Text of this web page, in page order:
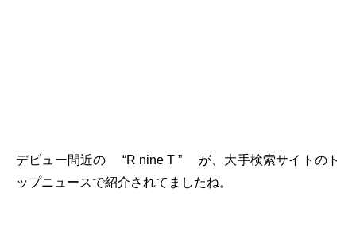
デビュー間近の “R nine T ” が、大手検索サイトのト
ップニュースで紹介されてましたね。